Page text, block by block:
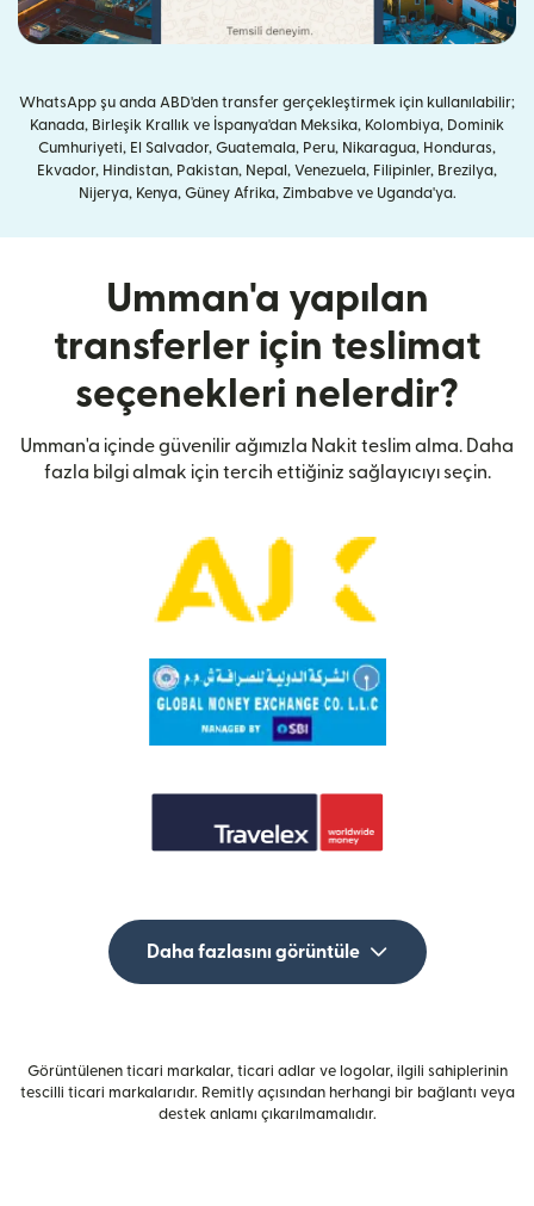
WhatsApp şu anda ABD'den transfer gerçekleştirmek için kullanılabilir;
Kanada, Birleşik Krallık ve İspanya'dan Meksika, Kolombiya, Dominik
Cumhuriyeti, El Salvador, Guatemala, Peru, Nikaragua, Honduras,
Ekvador, Hindistan, Pakistan, Nepal, Venezuela, Filipinler, Brezilya,
Nijerya, Kenya, Güney Afrika, Zimbabve ve Uganda'ya.
Umman'a yapılan
transferler için teslimat
seçenekleri nelerdir?
Umman'a içinde güvenilir ağımızla Nakit teslim alma. Daha
fazla bilgi almak için tercih ettiğiniz sağlayıcıyı seçin.
Daha fazlasını görüntüle
Görüntülenen ticari markalar, ticari adlar ve logolar, ilgili sahiplerinin
tescilli ticari markalarıdır. Remitly açısından herhangi bir bağlantı veya
destek anlamı çıkarılmamalıdır.